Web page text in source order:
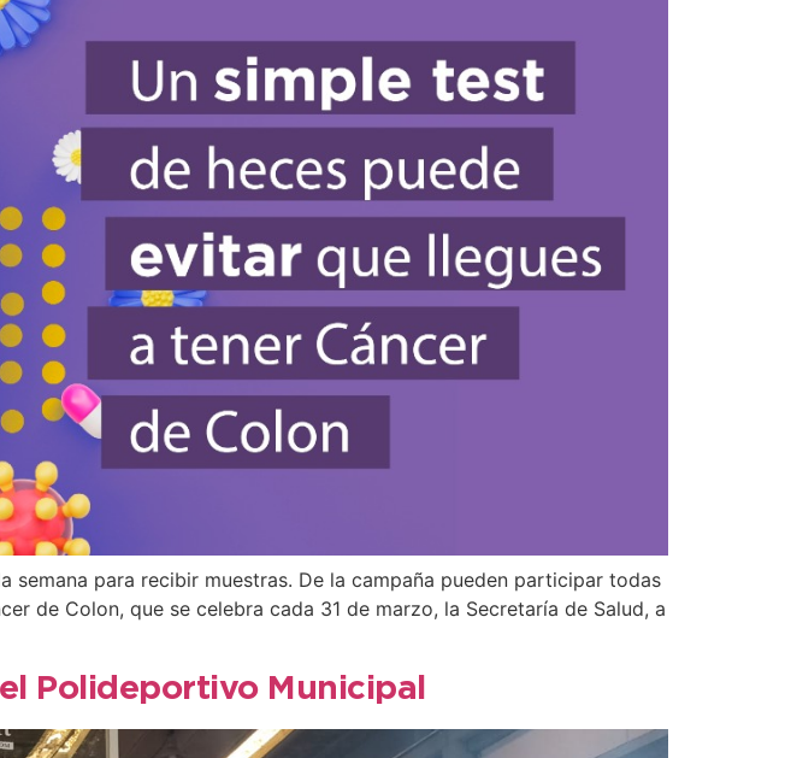
semana para recibir muestras. De la campaña pueden participar todas
de Colon, que se celebra cada 31 de marzo, la Secretaría de Salud, a
Polideportivo Municipal